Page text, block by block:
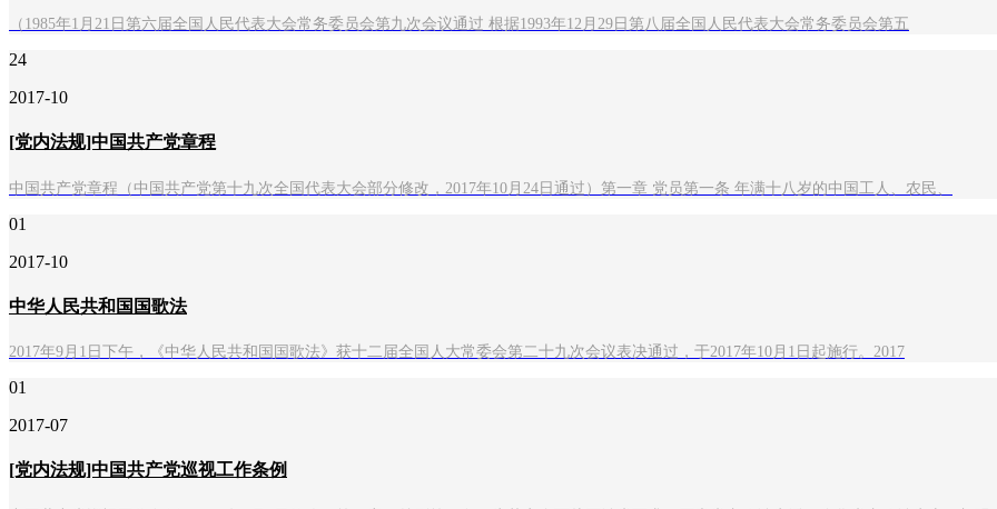
（1985年1月21日第六届全国人民代表大会常务委员会第九次会议通过 根据1993年12月29日第八届全国人民代表大会常务委员会第五
24
2017-10
[党内法规]中国共产党章程
中国共产党章程（中国共产党第十九次全国代表大会部分修改，2017年10月24日通过）第一章 党员第一条 年满十八岁的中国工人、农民、
01
2017-10
中华人民共和国国歌法
2017年9月1日下午，《中华人民共和国国歌法》获十二届全国人大常委会第二十九次会议表决通过，于2017年10月1日起施行。2017
01
2017-07
[党内法规]中国共产党巡视工作条例